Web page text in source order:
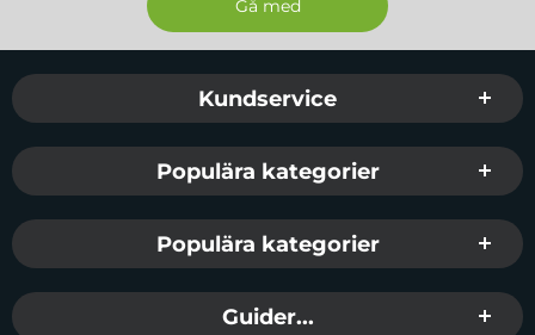
Sidfot Blandad info och länkar
Kundservice
Populära kategorier
Populära kategorier
Guider...